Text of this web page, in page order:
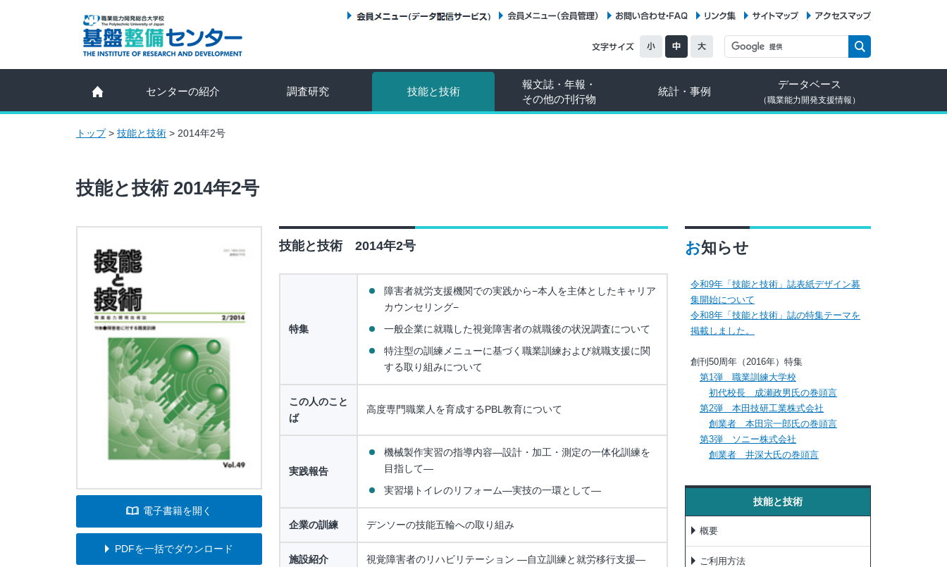
センターの紹介 調査研究 技能と技術
報文誌・年報・
その他の刊行物
統計・事例
データベース
（職業能力開発支援情報）
トップ> 技能と技術 > 2014年2号
技能と技術 2014年2号
電子書籍を開く
PDFを一括でダウンロード
技能と技術 2014年2号
特集
障害者就労支援機関での実践から−本人を主体としたキャリア
カウンセリング−
一般企業に就職した視覚障害者の就職後の状況調査について
特注型の訓練メニューに基づく職業訓練および就職支援に関
する取り組みについて
この人のこと
ば
高度専門職業人を育成するPBL教育について
実践報告
機械製作実習の指導内容―設計・加工・測定の一体化訓練を
目指して―
実習場トイレのリフォーム―実技の一環として―
企業の訓練 デンソーの技能五輪への取り組み
施設紹介 視覚障害者のリハビリテーション ―自立訓練と就労移行支援―
お知らせ
令和9年「技能と技術」誌表紙デザイン募
集開始について
令和8年「技能と技術」誌の特集テーマを
掲載しました。
創刊50周年（2016年）特集
第1弾 職業訓練大学校
初代校長 成瀬政男氏の巻頭言
第2弾 本田技研工業株式会社
創業者 本田宗一郎氏の巻頭言
第3弾 ソニー株式会社
創業者 井深大氏の巻頭言
技能と技術
概要
ご利用方法